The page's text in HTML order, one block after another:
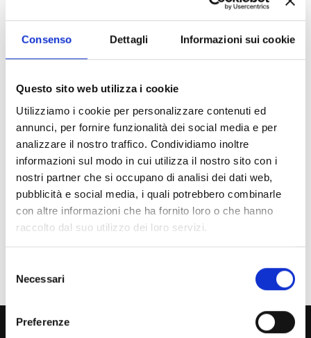
Consenso Dettagli Informazioni sui cookie
Questo sito web utilizza i cookie
Utilizziamo i cookie per personalizzare contenuti ed
annunci, per fornire funzionalità dei social media e per
analizzare il nostro traffico. Condividiamo inoltre
informazioni sul modo in cui utilizza il nostro sito con i
nostri partner che si occupano di analisi dei dati web,
pubblicità e social media, i quali potrebbero combinarle
con altre informazioni che ha fornito loro o che hanno
raccolto dal suo utilizzo dei loro servizi.
delNecessari
Preferenze
Chi sei? Naviga il sito per profilo
Studente Iscritto
Studente Internazionale
Laureato
Personale